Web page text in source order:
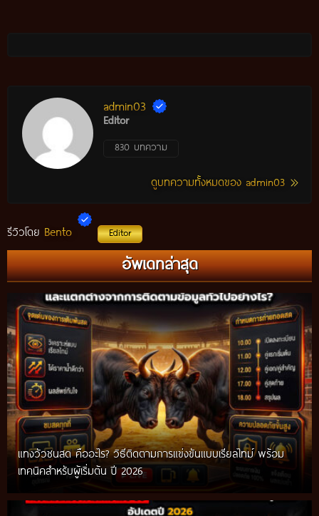
admin03
Editor
830 บทความ
ดูบทความทั้งหมดของ admin03
รีวิวโดย Bento Editor
อัพเดทล่าสุด
แทงวัวชนสด คืออะไร? วิธีติดตามการแข่งขันแบบเรียลไทม์ พร้อม
เทคนิคสำหรับผู้เริ่มต้น ปี 2026